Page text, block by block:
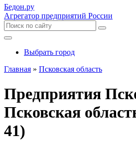
Бедон.ру
Агрегатор предприятий России
Выбрать город
Главная » Псковская область
Предприятия
Псковская
41)